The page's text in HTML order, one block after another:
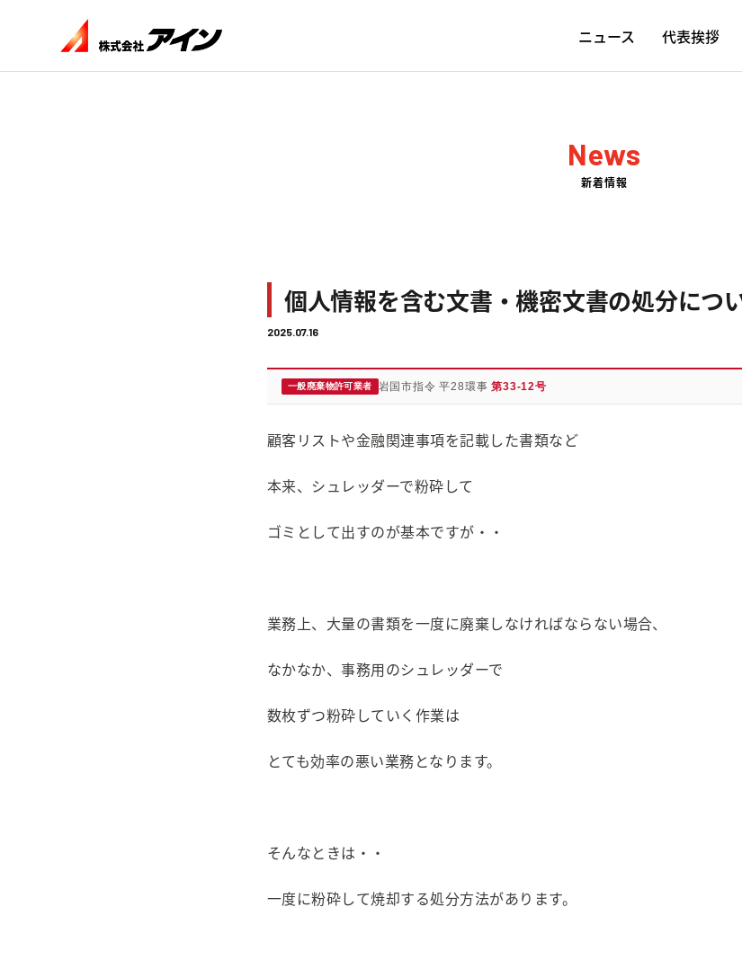
ニュース 代表挨拶
News
新着情報
個人情報を含む文書・機密文書の処分につ
2025.07.16
一般廃棄物許可業者 岩国市指令 平28環事第33-12号
顧客リストや金融関連事項を記載した書類など
本来、シュレッダーで粉砕して
ゴミとして出すのが基本ですが・・
業務上、大量の書類を一度に廃棄しなければならない場合、
なかなか、事務用のシュレッダーで
数枚ずつ粉砕していく作業は
とても効率の悪い業務となります。
そんなときは・・
一度に粉砕して焼却する処分方法があります。